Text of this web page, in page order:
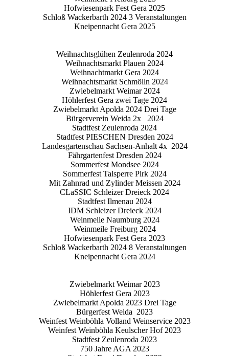
Hofwiesenpark Fest Gera 2025
Schloß Wackerbarth 2024 3 Veranstaltungen
Kneipennacht Gera 2025
Weihnachtsglühen Zeulenroda 2024
Weihnachtsmarkt Plauen 2024
Weihnachtmarkt Gera 2024
Weihnachtsmarkt Schmölln 2024
Zwiebelmarkt Weimar 2024
Höhlerfest Gera zwei Tage 2024
Zwiebelmarkt Apolda 2024 Drei Tage
Bürgerverein Weida 2x 2024
Stadtfest Zeulenroda 2024
Stadtfest PIESCHEN Dresden 2024
Landesgartenschau Sachsen-Anhalt 4x 2024
Fährgartenfest Dresden 2024
Sommerfest Mondsee 2024
Sommerfest Talsperre Pirk 2024
Mit Zahnrad und Zylinder Meissen 2024
CLaSSIC Schleizer Dreieck 2024
Stadtfest Ilmenau 2024
IDM Schleizer Dreieck 2024
Weinmeile Naumburg 2024
Weinmeile Freiburg 2024
Hofwiesenpark Fest Gera 2023
Schloß Wackerbarth 2024 8 Veranstaltungen
Kneipennacht Gera 2024
Zwiebelmarkt Weimar 2023
Höhlerfest Gera 2023
Zwiebelmarkt Apolda 2023 Drei Tage
Bürgerfest Weida 2023
Weinfest Weinböhla Volland Weinservice 2023
Weinfest Weinböhla Keulscher Hof 2023
Stadtfest Zeulenroda 2023
750 Jahre AGA 2023